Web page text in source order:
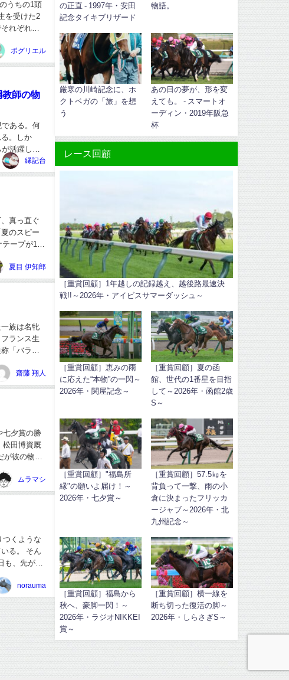
うちの1頭
を受けた2
れぞれ絶
ポグリエル
教師の物
ある。何
。しか
活躍した
縁記台
真っ直ぐ
のスピー
ープが1分
夏目 伊知郎
族は名牝
ランス生
「バラ一
齋藤 翔人
七夕賞の勝
松田博資厩
彼の物語
ムラマシ
つくような
る。 そん
、先が見
norauma
の正直 - 1997年・安田
記念タイキブリザード
物語。
厳寒の川崎記念に、ホ
クトベガの「旅」を想
う
あの日の夢が、形を変
えても。 - スマートオ
ーディン・2019年阪急
杯
レース回顧
［重賞回顧］1年越しの記録越え、越後路最速決
戦!!～2026年・アイビスサマーダッシュ～
［重賞回顧］恵みの雨
に応えた“本物”の一閃～
2026年・関屋記念～
［重賞回顧］夏の函
館、世代の1番星を目指
して～2026年・函館2歳
S～
［重賞回顧］"福島所
縁"の願いよ届け！～
2026年・七夕賞～
［重賞回顧］57.5㎏を
背負って一撃、雨の小
倉に決まったフリッカ
ージャブ～2026年・北
九州記念～
［重賞回顧］福島から
秋へ、豪脚一閃！～
2026年・ラジオNIKKEI
賞～
［重賞回顧］横一線を
断ち切った復活の脚～
2026年・しらさぎS～